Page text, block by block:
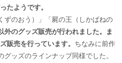
たようです。
ずのおう）」「屍の王（しかばねの
外のグッズ販売が行われました。ま
販売を行っています。 ちなみに前作
ッズのラインナップ同様でした。